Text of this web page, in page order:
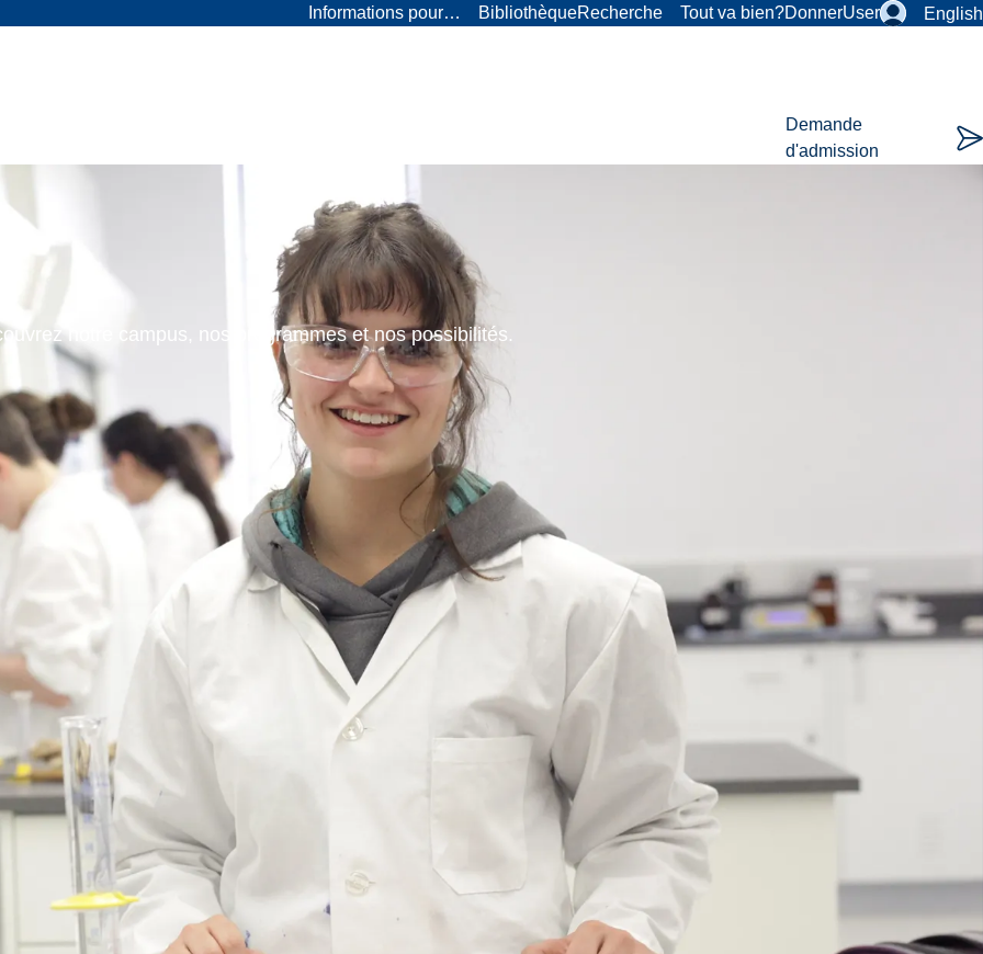
Informations pour… BibliothèqueRecherche Tout va bien?DonnerUser English
Demande
d'admission
notre campus, nos programmes et nos possibilités.